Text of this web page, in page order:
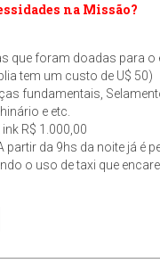
na Missão?
que foram doadas para
tem um custo de U$ 50)
fundamentais,
e etc.
R$ 1.000,00
partir da 9hs da noite já
o uso de taxi que